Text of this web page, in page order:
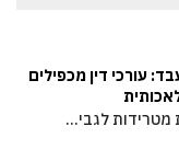
עורכי דין מכפילים
מטרידות לגבי…